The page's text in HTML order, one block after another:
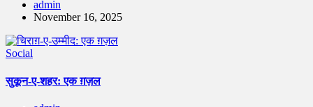
admin
November 16, 2025
Social
सुकून-ए-शहर: एक ग़ज़ल